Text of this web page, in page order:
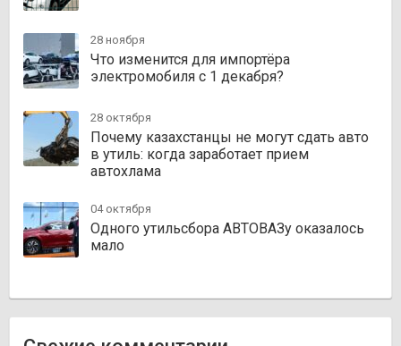
28 ноября
Что изменится для импортёра
электромобиля с 1 декабря?
28 октября
Почему казахстанцы не могут сдать авто
в утиль: когда заработает прием
автохлама
04 октября
Одного утильсбора АВТОВАЗу оказалось
мало